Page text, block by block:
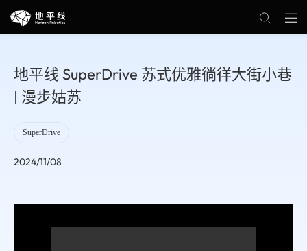
地平线 SuperDrive 苏式优雅徜徉大街小巷
| 漫步姑苏
2024/11/08
SuperDrive